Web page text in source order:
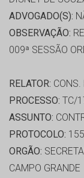
ADVOGADO(S):
OBSERVAÇÃO:
009ª SESSÃO
RELATOR: CONS.
PROCESSO: TC/
ASSUNTO:
PROTOCOLO:
ORGÃO:
CAMPO GRANDE